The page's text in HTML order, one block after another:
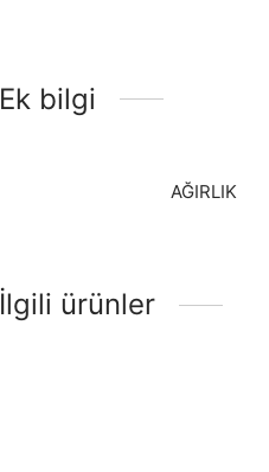
Ek bilgi
AĞIRLIK
İlgili ürünler